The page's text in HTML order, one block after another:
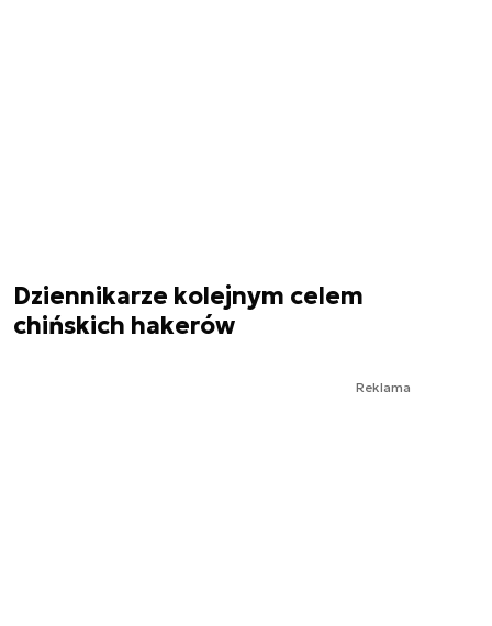
Dziennikarze kolejnym celem
chińskich hakerów
Reklama